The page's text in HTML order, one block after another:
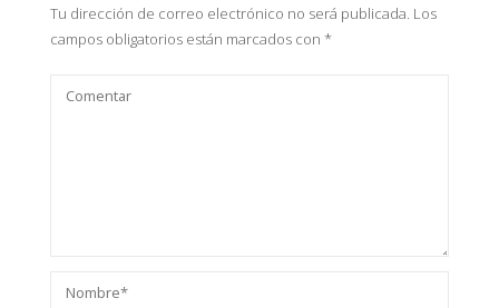
Tu dirección de correo electrónico no será publicada. Los
campos obligatorios están marcados con *